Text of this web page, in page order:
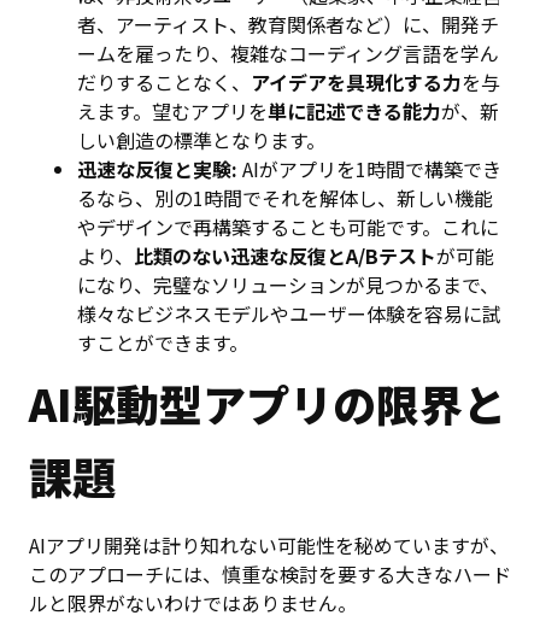
者、アーティスト、教育関係者など）に、開発チ
ームを雇ったり、複雑なコーディング言語を学ん
だりすることなく、 アイデアを具現化する力を与
えます。望むアプリを単に記述できる能力が、新
しい創造の標準となります。
迅速な反復と実験: AIがアプリを1時間で構築でき
るなら、別の1時間でそれを解体し、新しい機能
やデザインで再構築することも可能です。これに
より、 比類のない迅速な反復とA/Bテストが可能
になり、完璧なソリューションが見つかるまで、
様々なビジネスモデルやユーザー体験を容易に試
すことができます。
AI駆動型アプリの限界と
課題
AIアプリ開発は計り知れない可能性を秘めていますが、
このアプローチには、慎重な検討を要する大きなハード
ルと限界がないわけではありません。